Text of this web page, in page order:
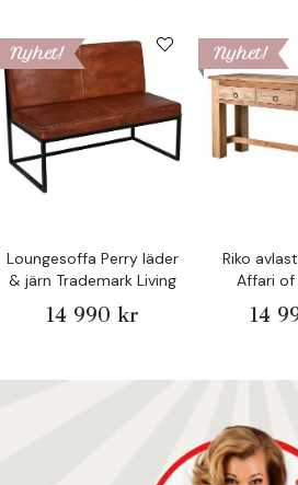
Nyhet!
Loungesoffa Perry läder
& järn Trademark Living
14 990 kr
Nyhet!
Riko
Affari of
14